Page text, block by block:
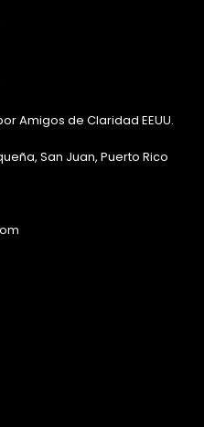
Amigos de Claridad EEUU.
San Juan, Puerto Rico